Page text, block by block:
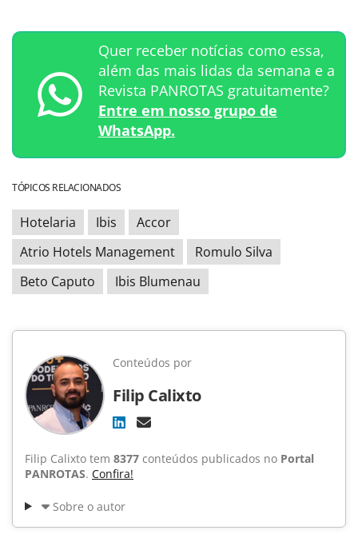
Quer receber notícias como essa,
além das mais lidas da semana e a
Revista PANROTAS gratuitamente?
Entre em nosso grupo de
WhatsApp.
TÓPICOS RELACIONADOS
Hotelaria Ibis
Accor
Atrio Hotels Management
Romulo Silva
Beto Caputo
Ibis Blumenau
Conteúdos por
Filip Calixto
Filip Calixto tem 8377 conteúdos publicados no Portal
PANROTAS. Confira!
Sobre o autor